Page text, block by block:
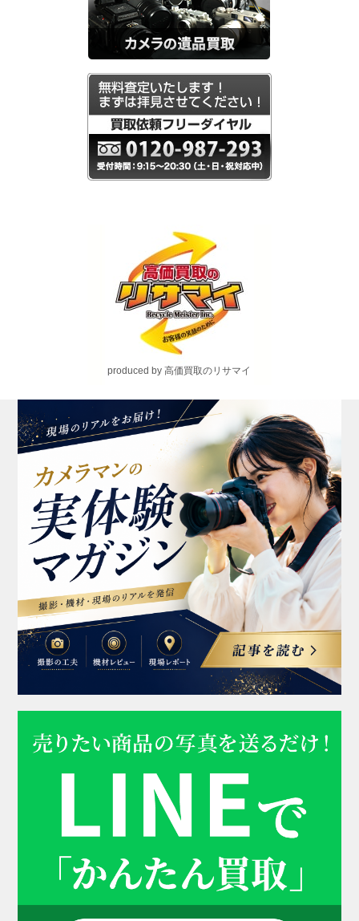
produced by 高価買取のリサマイ